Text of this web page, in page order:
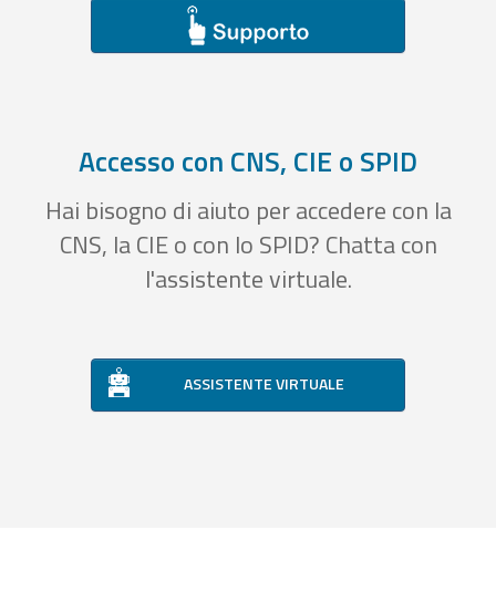
Accesso con CNS, CIE o SPID
Hai bisogno di aiuto per accedere con la
CNS, la CIE o con lo SPID? Chatta con
l'assistente virtuale.
ASSISTENTE VIRTUALE